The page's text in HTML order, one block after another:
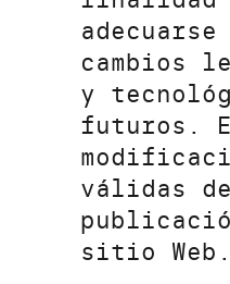
cambios
y
futuros.
válidas
sitio Web.